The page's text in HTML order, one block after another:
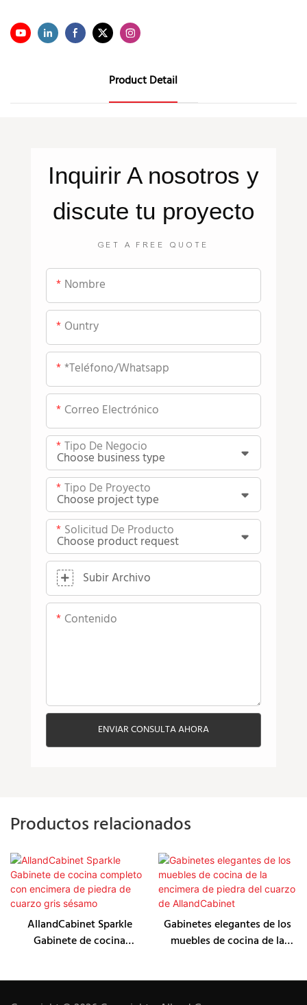
Product Detail
Inquirir A nosotros y
discute tu proyecto
GET A FREE QUOTE
Nombre
Ountry
*teléfono/whatsapp
Correo Electrónico
Tipo De Negocio
Tipo De Proyecto
Solicitud De Producto
Subir Archivo
Contenido
ENVIAR CONSULTA AHORA
Productos relacionados
AllandCabinet Sparkle
Gabinete de cocina
Gabinetes elegantes de los
muebles de cocina de la